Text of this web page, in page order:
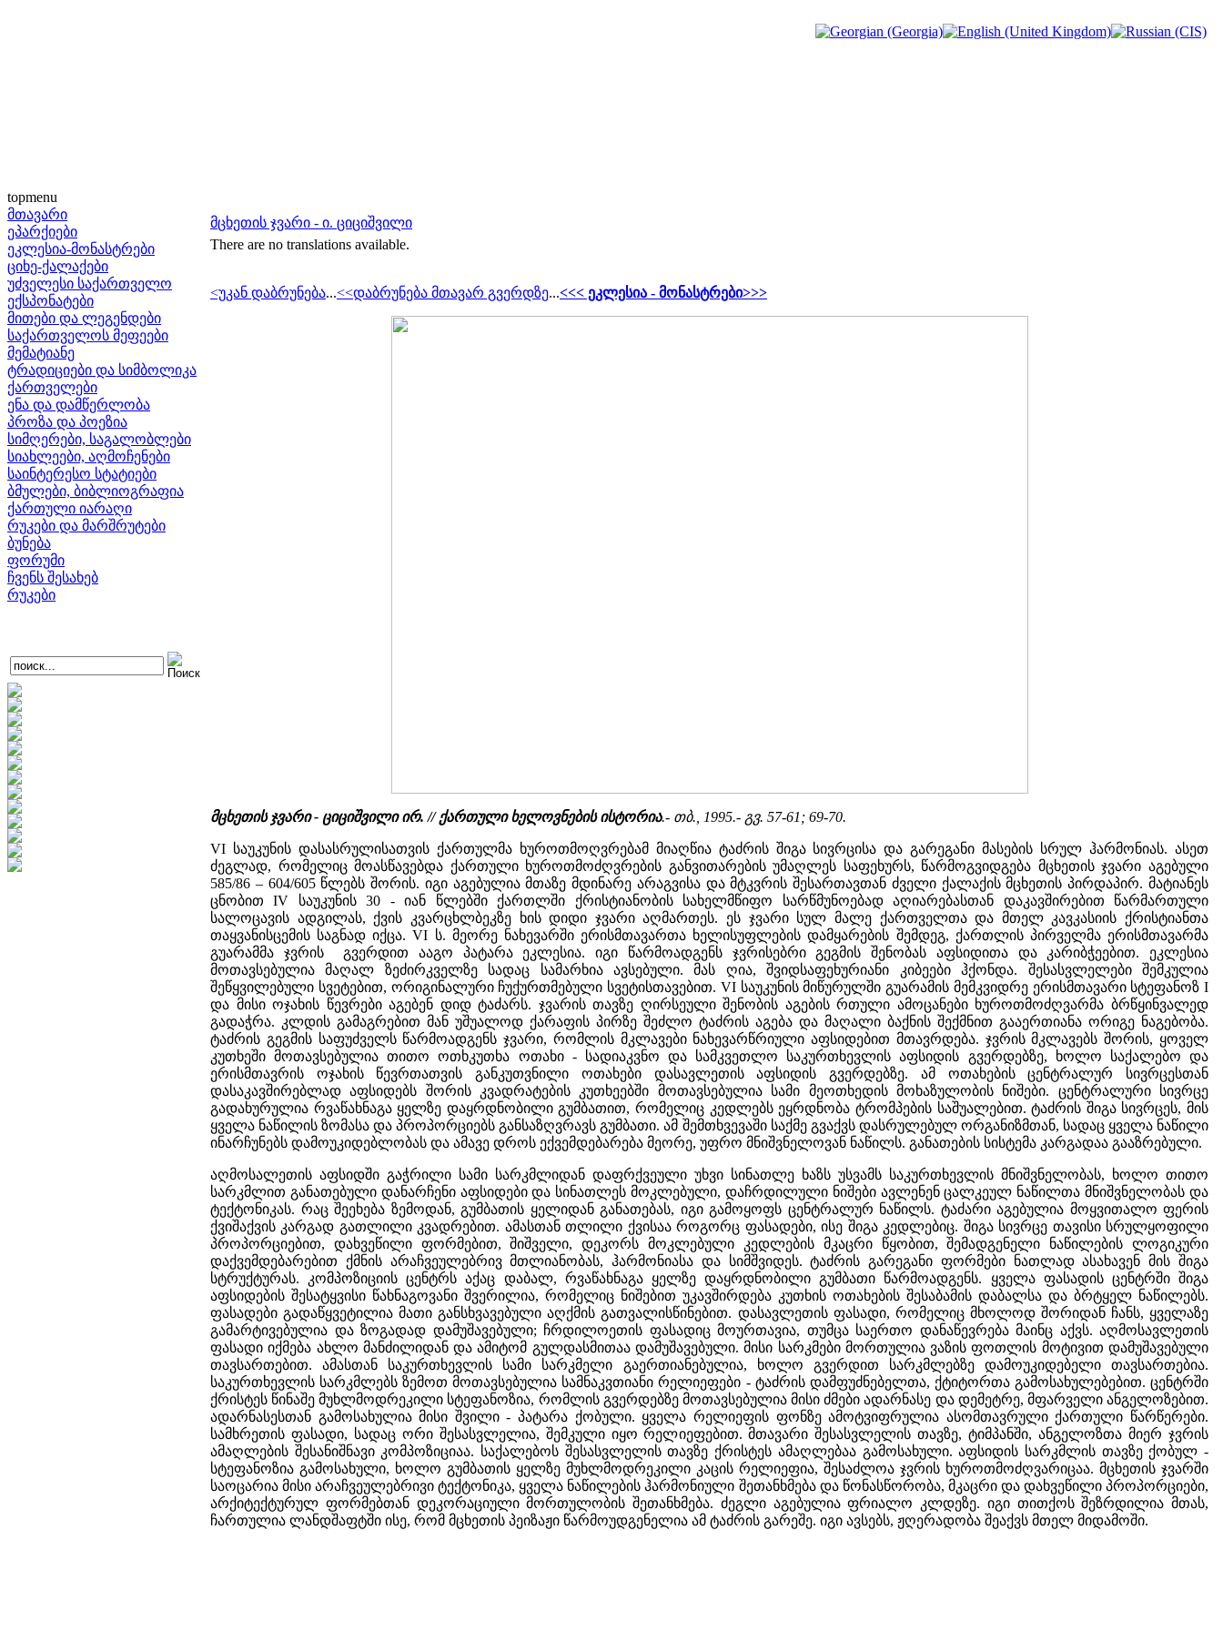
topmenu
მთავარი
ეპარქიები
ეკლესია-მონასტრები
ციხე-ქალაქები
უძველესი საქართველო
ექსპონატები
მითები და ლეგენდები
საქართველოს მეფეები
მემატიანე
ტრადიციები და სიმბოლიკა
ქართველები
ენა და დამწერლობა
პროზა და პოეზია
სიმღერები, საგალობლები
სიახლეები, აღმოჩენები
საინტერესო სტატიები
ბმულები, ბიბლიოგრაფია
ქართული იარაღი
რუკები და მარშრუტები
ბუნება
ფორუმი
ჩვენს შესახებ
რუკები
მცხეთის ჯვარი - ი. ციციშვილი
There are no translations available.
<უკან დაბრუნება...<<დაბრუნება მთავარ გვერდზე...<<< ეკლესია - მონასტრები>>>
მცხეთის ჯვარი - ციციშვილი ირ. // ქართული ხელოვნების ისტორია.- თბ., 1995.- გვ. 57-61; 69-70.
VI საუკუნის დასასრულისათვის ქართულმა ხუროთმოღვრებამ მიაღწია ტაძრის შიგა სივრცისა და გარეგანი მასების სრულ ჰარმონიას. ასეთ
ძეგლად, რომელიც მოასწავებდა ქართული ხუროთმოძღვრების განვითარების უმაღლეს საფეხურს, წარმოგვიდგება მცხეთის ჯვარი აგებული
585/86 – 604/605 წლებს შორის. იგი აგებულია მთაზე მდინარე არაგვისა და მტკვრის შესართავთან ძველი ქალაქის მცხეთის პირდაპირ. მატიანეს
ცნობით IV საუკუნის 30 - იან წლებში ქართლში ქრისტიანობის სახელმწიფო სარწმუნოებად აღიარებასთან დაკავშირებით წარმართული
სალოცავის ადგილას, ქვის კვარცხლბეკზე ხის დიდი ჯვარი აღმართეს. ეს ჯვარი სულ მალე ქართველთა და მთელ კავკასიის ქრისტიანთა
თაყვანისცემის საგნად იქცა. VI ს. მეორე ნახევარში ერისმთავართა ხელისუფლების დამყარების შემდეგ, ქართლის პირველმა ერისმთავარმა
გუარამმა ჯვრის გვერდით ააგო პატარა ეკლესია. იგი წარმოადგენს ჯვრისებრი გეგმის შენობას აფსიდითა და კარიბჭეებით. ეკლესია
მოთავსებულია მაღალ ზეძირკველზე სადაც სამარხია ავსებული. მას ღია, შვიდსაფეხურიანი კიბეები ჰქონდა. შესასვლელები შემკულია
შეწყვილებული სვეტებით, ორიგინალური ჩუქურთმებული სვეტისთავებით. VI საუკუნის მიწურულში გუარამის მემკვიდრე ერისმთავარი სტეფანოზ I
და მისი ოჯახის წევრები აგებენ დიდ ტაძარს. ჯვარის თავზე ღირსეული შენობის აგების რთული ამოცანები ხუროთმოძღვარმა ბრწყინვალედ
გადაჭრა. კლდის გამაგრებით მან უშუალოდ ქარაფის პირზე შეძლო ტაძრის აგება და მაღალი ბაქნის შექმნით გააერთიანა ორიგე ნაგებობა.
ტაძრის გეგმის საფუძველს წარმოადგენს ჯვარი, რომლის მკლავები ნახევარწრიული აფსიდებით მთავრდება. ჯვრის მკლავებს შორის, ყოველ
კუთხეში მოთავსებულია თითო ოთხკუთხა ოთახი - სადიაკვნო და სამკვეთლო საკურთხევლის აფსიდის გვერდებზე, ხოლო საქალებო და
ერისმთავრის ოჯახის წევრთათვის განკუთვნილი ოთახები დასავლეთის აფსიდის გვერდებზე. ამ ოთახების ცენტრალურ სივრცესთან
დასაკავშირებლად აფსიდებს შორის კვადრატების კუთხეებში მოთავსებულია სამი მეოთხედის მოხაზულობის ნიშები. ცენტრალური სივრცე
გადახურულია რვაწახნაგა ყელზე დაყრდნობილი გუმბათით, რომელიც კედლებს ეყრდნობა ტრომპების საშუალებით. ტაძრის შიგა სივრცეს, მის
ყველა ნაწილის ზომასა და პროპორციებს განსაზღვრავს გუმბათი. ამ შემთხვევაში საქმე გვაქვს დასრულებულ ორგანიზმთან, სადაც ყველა ნაწილი
ინარჩუნებს დამოუკიდებლობას და ამავე დროს ექვემდებარება მეორე, უფრო მნიშვნელოვან ნაწილს. განათების სისტემა კარგადაა გააზრებული.
აღმოსალეთის აფსიდში გაჭრილი სამი სარკმლიდან დაფრქვეული უხვი სინათლე ხაზს უსვამს საკურთხევლის მნიშვნელობას, ხოლო თითო
სარკმლით განათებული დანარჩენი აფსიდები და სინათლეს მოკლებული, დაჩრდილული ნიშები ავლენენ ცალკეულ ნაწილთა მნიშვნელობას და
ტექტონიკას. რაც შეეხება ზემოდან, გუმბათის ყელიდან განათებას, იგი გამოყოფს ცენტრალურ ნაწილს. ტაძარი აგებულია მოყვითალო ფერის
ქვიშაქვის კარგად გათლილი კვადრებით. ამასთან თლილი ქვისაა როგორც ფასადები, ისე შიგა კედლებიც. შიგა სივრცე თავისი სრულყოფილი
პროპორციებით, დახვეწილი ფორმებით, შიშველი, დეკორს მოკლებული კედლების მკაცრი წყობით, შემადგენელი ნაწილების ლოგიკური
დაქვემდებარებით ქმნის არაჩვეულებრივ მთლიანობას, ჰარმონიასა და სიმშვიდეს. ტაძრის გარეგანი ფორმები ნათლად ასახავენ მის შიგა
სტრუქტურას. კომპოზიციის ცენტრს აქაც დაბალ, რვაწახნაგა ყელზე დაყრდნობილი გუმბათი წარმოადგენს. ყველა ფასადის ცენტრში შიგა
აფსიდების შესატყვისი წახნაგოვანი შვერილია, რომელიც ნიშებით უკავშირდება კუთხის ოთახების შესაბამის დაბალსა და ბრტყელ ნაწილებს.
ფასადები გადაწყვეტილია მათი განსხვავებული აღქმის გათვალისწინებით. დასავლეთის ფასადი, რომელიც მხოლოდ შორიდან ჩანს, ყველაზე
გამარტივებულია და ზოგადად დამუშავებული; ჩრდილოეთის ფასადიც მოურთავია, თუმცა საერთო დანაწევრება მაინც აქვს. აღმოსავლეთის
ფასადი იქმება ახლო მანძილიდან და ამიტომ გულდასმითაა დამუშავებული. მისი სარკმები მორთულია ვაზის ფოთლის მოტივით დამუშავებული
თავსართებით. ამასთან საკურთხევლის სამი სარკმელი გაერთიანებულია, ხოლო გვერდით სარკმლებზე დამოუკიდებელი თავსართებია.
საკურთხევლის სარკმლებს ზემოთ მოთავსებულია სამნაკვთიანი რელიეფები - ტაძრის დამფუძნებელთა, ქტიტორთა გამოსახულებებით. ცენტრში
ქრისტეს წინაშე მუხლმოდრეკილი სტეფანოზია, რომლის გვერდებზე მოთავსებულია მისი ძმები ადარნასე და დემეტრე, მფარველი ანგელოზებით.
ადარნასესთან გამოსახულია მისი შვილი - პატარა ქობული. ყველა რელიეფის ფონზე ამოტვიფრულია ასომთავრული ქართული წარწერები.
სამხრეთის ფასადი, სადაც ორი შესასვლელია, შემკული იყო რელიეფებით. მთავარი შესასვლელის თავზე, ტიმპანში, ანგელოზთა მიერ ჯვრის
ამაღლების შესანიშნავი კომპოზიციაა. საქალებოს შესასვლელის თავზე ქრისტეს ამაღლებაა გამოსახული. აფსიდის სარკმლის თავზე ქობულ -
სტეფანოზია გამოსახული, ხოლო გუმბათის ყელზე მუხლმოდრეკილი კაცის რელიეფია, შესაძლოა ჯვრის ხუროთმოძღვარიცაა. მცხეთის ჯვარში
საოცარია მისი არაჩვეულებრივი ტექტონიკა, ყველა ნაწილების ჰარმონიული შეთანხმება და წონასწორობა, მკაცრი და დახვეწილი პროპორციები,
არქიტექტურულ ფორმებთან დეკორაციული მორთულობის შეთანხმება. ძეგლი აგებულია ფრიალო კლდეზე. იგი თითქოს შეზრდილია მთას,
ჩართულია ლანდშაფტში ისე, რომ მცხეთის პეიზაჟი წარმოუდგენელია ამ ტაძრის გარეშე. იგი ავსებს, ჟღერადობა შეაქვს მთელ მიდამოში.